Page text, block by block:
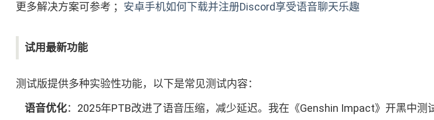
更多解决方案可参考 ； 安卓手机如何下载并注册Discord享受语音聊天乐趣
试用最新功能
测试版提供多种实验性功能，以下是常见测试内容：
语音优化：2025年PTB改进了语音压缩，减少延迟。我在《Genshin Impact》开黑中测